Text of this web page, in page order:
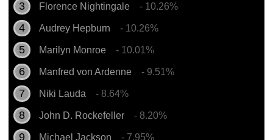
Florence Nightingale - 10.26%
Audrey Hepburn - 10.26%
Marilyn Monroe - 10.01%
Manfred von Ardenne - 9.51%
Niki Lauda - 8.64%
John D. Rockefeller - 8.20%
Michael Jackson - 7.95%